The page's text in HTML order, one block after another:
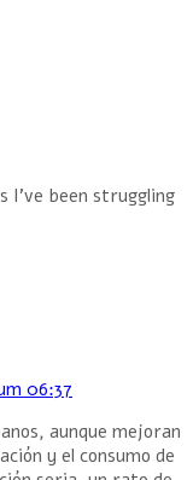
been struggling
06:37
aunque mejoran
y el consumo de